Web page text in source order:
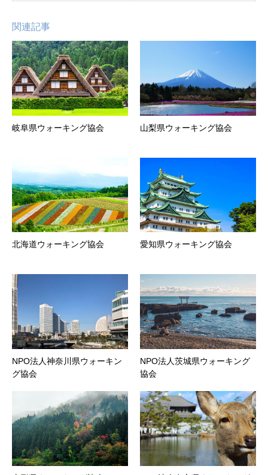
関連記事
岐阜県ウォーキング協会 山梨県ウォーキング協会
北海道ウォーキング協会 愛知県ウォーキング協会
NPO法人神奈川県ウォーキン
グ協会
NPO法人茨城県ウォーキング
協会